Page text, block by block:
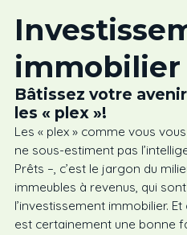
immobilier
Bâtissez votre
les « plex »!
Les « plex » comme vous
ne sous-estiment pas
Prêts –, c’est le jargon du
immeubles à revenus, qui
l’investissement immobilier.
est certainement une bonne